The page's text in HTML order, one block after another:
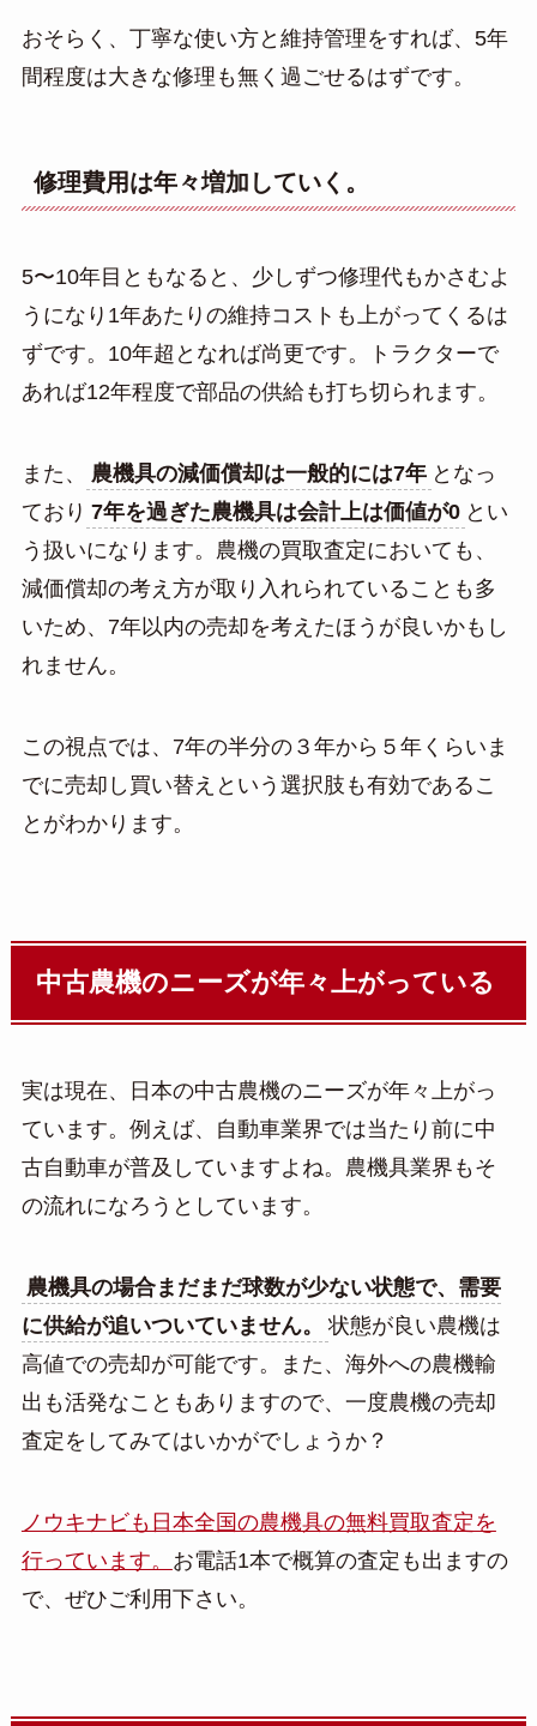
おそらく、丁寧な使い方と維持管理をすれば、5年
間程度は大きな修理も無く過ごせるはずです。
修理費用は年々増加していく。
5〜10年目ともなると、少しずつ修理代もかさむよ
うになり1年あたりの維持コストも上がってくるは
ずです。10年超となれば尚更です。トラクターで
あれば12年程度で部品の供給も打ち切られます。
また、 農機具の減価償却は一般的には7年 となっ
ており 7年を過ぎた農機具は会計上は価値が0 とい
う扱いになります。農機の買取査定においても、
減価償却の考え方が取り入れられていることも多
いため、7年以内の売却を考えたほうが良いかもし
れません。
この視点では、7年の半分の３年から５年くらいま
でに売却し買い替えという選択肢も有効であるこ
とがわかります。
中古農機のニーズが年々上がっている
実は現在、日本の中古農機のニーズが年々上がっ
ています。例えば、自動車業界では当たり前に中
古自動車が普及していますよね。農機具業界もそ
の流れになろうとしています。
農機具の場合まだまだ球数が少ない状態で、需要
に供給が追いついていません。
状態が良い農機は
高値での売却が可能です。また、海外への農機輸
出も活発なこともありますので、一度農機の売却
査定をしてみてはいかがでしょうか？
ノウキナビも日本全国の農機具の無料買取査定を
行っています。 お電話1本で概算の査定も出ますの
で、ぜひご利用下さい。